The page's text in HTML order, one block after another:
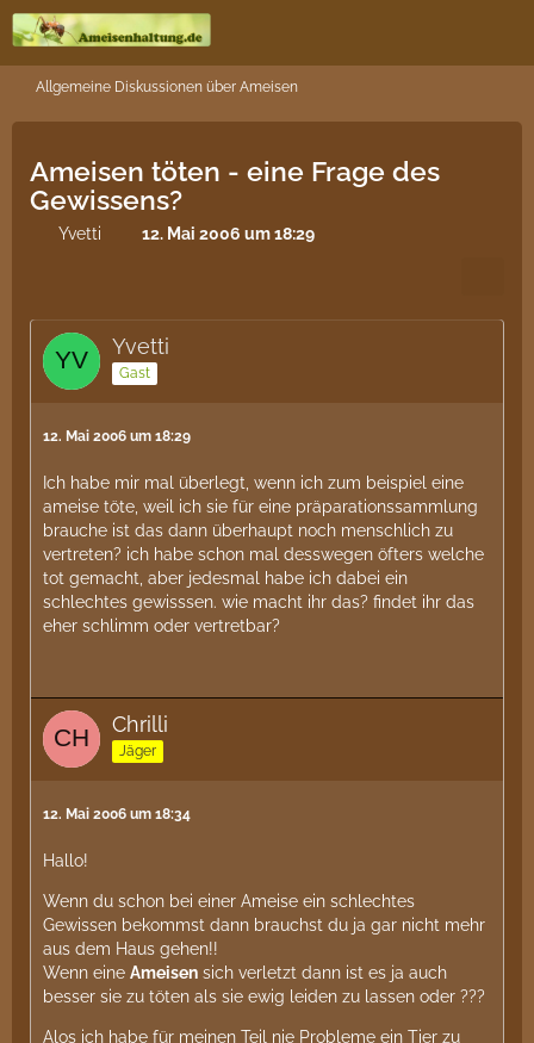
Allgemeine Diskussionen über Ameisen
Ameisen töten - eine Frage des
Gewissens?
Yvetti 12. Mai 2006 um 18:29
Yvetti
Gast
12. Mai 2006 um 18:29
Ich habe mir mal überlegt, wenn ich zum beispiel eine
ameise töte, weil ich sie für eine präparationssammlung
brauche ist das dann überhaupt noch menschlich zu
vertreten? ich habe schon mal desswegen öfters welche
tot gemacht, aber jedesmal habe ich dabei ein
schlechtes gewisssen. wie macht ihr das? findet ihr das
eher schlimm oder vertretbar?
Chrilli
Jäger
12. Mai 2006 um 18:34
Hallo!
Wenn du schon bei einer Ameise ein schlechtes
Gewissen bekommst dann brauchst du ja gar nicht mehr
aus dem Haus gehen!!
Wenn eine Ameisen sich verletzt dann ist es ja auch
besser sie zu töten als sie ewig leiden zu lassen oder ???
Alos ich habe für meinen Teil nie Probleme ein Tier zu